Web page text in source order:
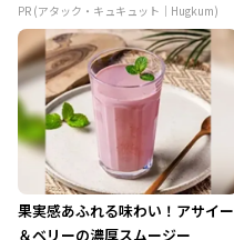
PR (アタック・キュキュット｜Hugkum)
果実感あふれる味わい！アサイー
＆ベリーの濃厚スムージー